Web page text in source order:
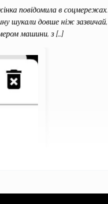
повідомила в соцмережах.
шукали довше ніж
машини, з […]